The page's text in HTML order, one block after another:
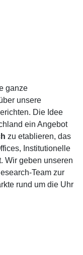
ganze
unsere
Die Idee
ein Angebot
zu etablieren, das
Institutionelle
Wir geben unseren
Team zur
rund um die Uhr